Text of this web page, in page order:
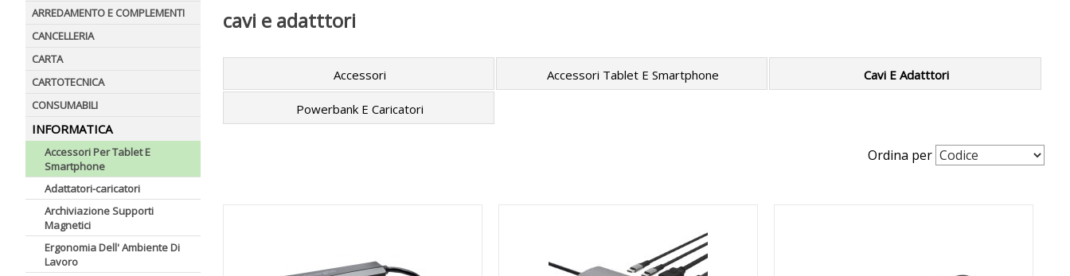
ARREDAMENTO E COMPLEMENTI
CANCELLERIA
CARTA
CARTOTECNICA
CONSUMABILI
INFORMATICA
Accessori Per Tablet E
Smartphone
Adattatori-caricatori
Archiviazione Supporti
Magnetici
Ergonomia Dell' Ambiente Di
Lavoro
cavi e adatttori
Accessori Accessori Tablet E Smartphone Cavi E Adatttori
Powerbank E Caricatori
Ordina per